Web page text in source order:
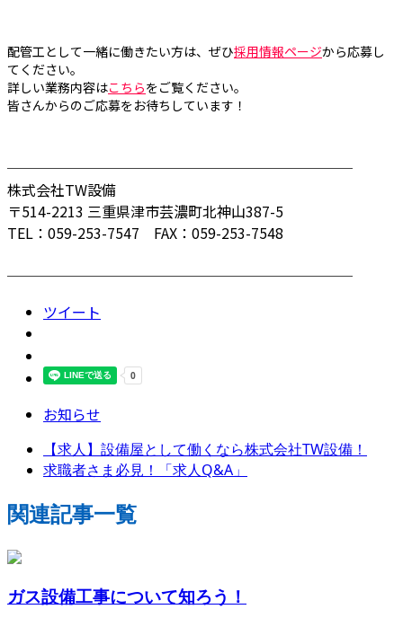
配管工として一緒に働きたい方は、ぜひ採用情報ページから応募し
てください。
詳しい業務内容はこちらをご覧ください。
皆さんからのご応募をお待ちしています！
────────────────────────
株式会社TW設備
〒514-2213 三重県津市芸濃町北神山387-5
TEL：059-253-7547 FAX：059-253-7548
────────────────────────
ツイート
お知らせ
【求人】設備屋として働くなら株式会社TW設備！
求職者さま必見！「求人Q&A」
関連記事一覧
ガス設備工事について知ろう！